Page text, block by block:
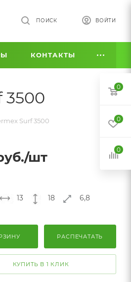
ВОЙТИ
ПОИСК
КОНТАКТЫ
3500
Surf 3500
/шт
13 18 6,8
РАСПЕЧАТАТЬ
КУПИТЬ В 1 КЛИК
0
0
0